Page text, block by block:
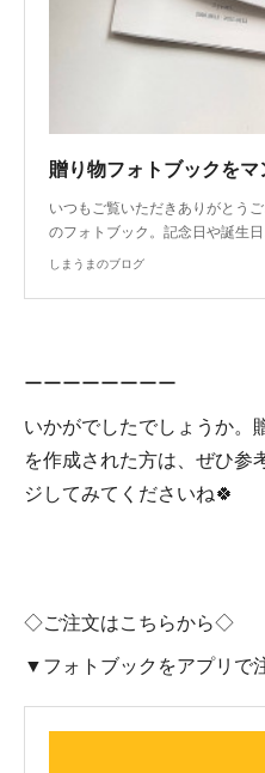
贈り物フォトブックを
いつもご覧いただきありがとう
のフォトブック。記念日や誕生
しまうまのブログ
ーーーーーーーー
いかがでしたでしょうか。
を作成された方は、ぜひ参
ジしてみてくださいね🍀
◇ご注文はこちらから◇
▼フォトブックをアプリで